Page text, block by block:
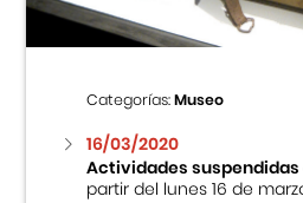
Categorías:Museo
16/03/2020
Actividades suspendidas
partir del lunes 16 de